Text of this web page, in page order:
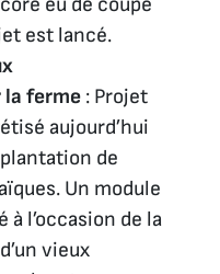
est lancé.
la ferme : Projet
aujourd’hui
de
Un module
à l’occasion de la
vieux